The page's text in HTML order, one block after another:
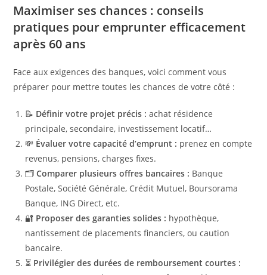
Maximiser ses chances : conseils
pratiques pour emprunter efficacement
après 60 ans
Face aux exigences des banques, voici comment vous
préparer pour mettre toutes les chances de votre côté :
📝 Définir votre projet précis : achat résidence
principale, secondaire, investissement locatif…
💸 Évaluer votre capacité d’emprunt : prenez en compte
revenus, pensions, charges fixes.
🗂️Comparer plusieurs offres bancaires : Banque
Postale, Société Générale, Crédit Mutuel, Boursorama
Banque, ING Direct, etc.
🔐 Proposer des garanties solides : hypothèque,
nantissement de placements financiers, ou caution
bancaire.
⏳ Privilégier des durées de remboursement courtes :